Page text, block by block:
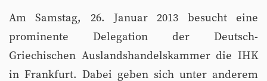
Am Samstag, 26. Januar 2013 besucht eine
prominente Delegation der Deutsch-
Griechischen Auslandshandelskammer die IHK
in Frankfurt. Dabei geben sich unter anderem